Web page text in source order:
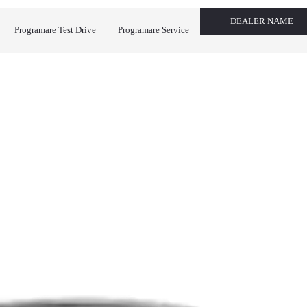
Programare Test Drive Programare Service
DEALER NAME